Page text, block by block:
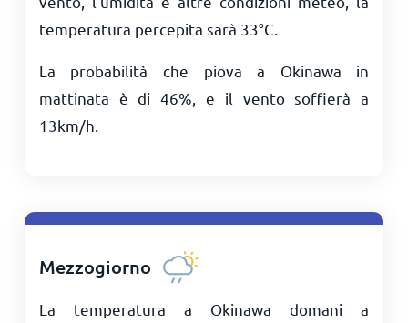
temperatura percepita sarà 33°C.
La probabilità che piova a Okinawa in
mattinata è di 46%, e il vento soffierà a
13km/h.
Mezzogiorno
La temperatura a Okinawa domani a